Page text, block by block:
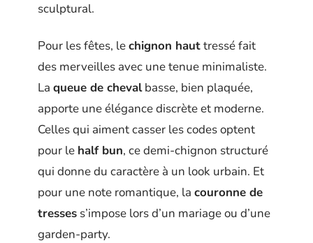
sculptural.
Pour les fêtes, lechignon hauttressé fait
des merveilles avec une tenue minimaliste.
La queue de chevalbasse, bien plaquée,
apporte une élégance discrète et moderne.
Celles qui aiment casser les codes optent
pour le half bun, ce demi-chignon structuré
qui donne du caractère à un look urbain. Et
pour une note romantique, la couronne de
tresses s’impose lors d’un mariage ou d’une
garden-party.